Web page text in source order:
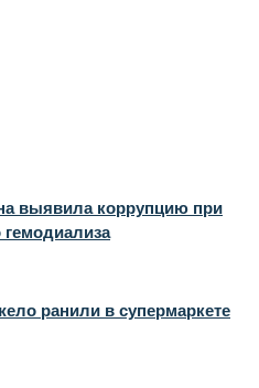
выявила коррупцию при
ранили в супермаркете